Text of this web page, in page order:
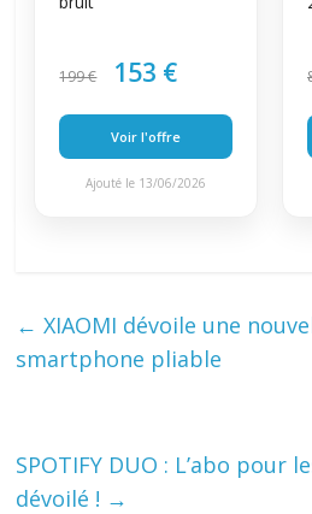
199 € 153 €
Voir l'offre
Ajouté le 13/06/2026
← XIAOMI dévoile une
smartphone pliable
SPOTIFY DUO : L’abo pour
dévoilé ! →